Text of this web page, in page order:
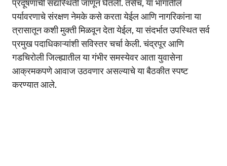
प्रदूषणाची सद्यस्थिती जाणून घेतली. तसेच, या भागातील
पर्यावरणाचे संरक्षण नेमके कसे करता येईल आणि नागरिकांना या
त्रासातून कशी मुक्ती मिळवून देता येईल, या संदर्भात उपस्थित सर्व
प्रमुख पदाधिकाऱ्यांशी सविस्तर चर्चा केली. चंद्रपूर आणि
गडचिरोली जिल्ह्यातील या गंभीर समस्येवर आता युवासेना
आक्रमकपणे आवाज उठवणार असल्याचे या बैठकीत स्पष्ट
करण्यात आले.